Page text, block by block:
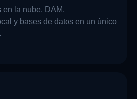
en la nube, DAM,
y bases de datos en un único